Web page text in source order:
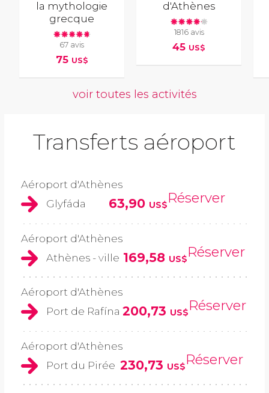
la mythologie
grecque
67 avis
75 US$
d'Athènes
1816 avis
45 US$
voir toutes les activités
Transferts aéroport
Aéroport d'Athènes
Glyfáda
63,90 US$Réserver
Aéroport d'Athènes
Athènes - ville 169,58 US$Réserver
Aéroport d'Athènes
Port de Rafína 200,73 US$Réserver
Aéroport d'Athènes
Port du Pirée 230,73 US$Réserver